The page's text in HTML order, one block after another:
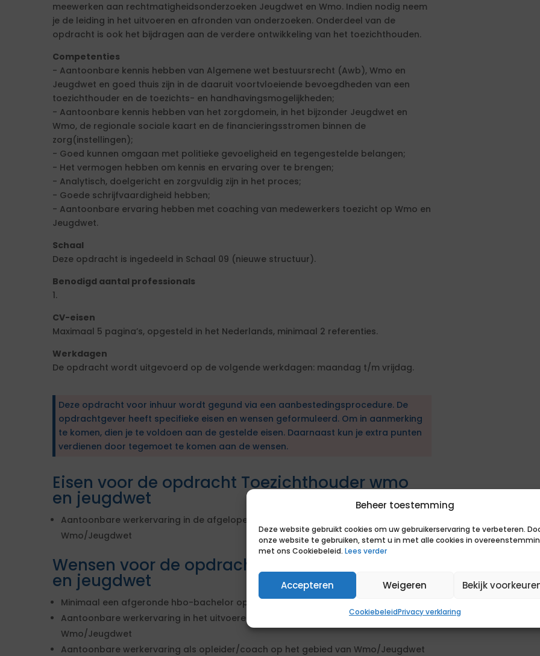
Beheer toestemming
Deze website gebruikt cookies om uw gebruikerservaring te verbeteren.
onze website te gebruiken, stemt u in met alle cookies in
met ons Cookiebeleid. Lees verder
Accepteren Weigeren Bekijk
CookiebeleidPrivacy verklaring
meewerken aan rechtmatigheidsonderzoeken Jeugdwet en Wmo. Indien nodig neem
je de leiding in het uitvoeren en afronden van onderzoeken. Onderdeel van de
opdracht is ook het bijdragen aan de verdere ontwikkeling van het toezichthouden.
Competenties
- Aantoonbare kennis hebben van Algemene wet bestuursrecht (Awb), Wmo en
Jeugdwet en goed thuis zijn in de daaruit voortvloeiende bevoegdheden van een
toezichthouder en de toezichts- en handhavingsmogelijkheden;
- Aantoonbare kennis hebben van het zorgdomein, in het bijzonder Jeugdwet en
Wmo, de regionale sociale kaart en de financieringsstromen binnen de
zorg(instellingen);
- Goed kunnen omgaan met politieke gevoeligheid en tegengestelde belangen;
- Het vermogen hebben om kennis en ervaring over te brengen;
- Analytisch, doelgericht en zorgvuldig zijn in het proces;
- Goede schrijfvaardigheid hebben;
- Aantoonbare ervaring hebben met coaching van medewerkers toezicht op Wmo en
Jeugdwet.
Schaal
Deze opdracht is ingedeeld in Schaal 09 (nieuwe structuur).
Benodigd aantal professionals
1.
CV-eisen
Maximaal 5 pagina’s, opgesteld in het Nederlands, minimaal 2 referenties.
Werkdagen
De opdracht wordt uitgevoerd op de volgende werkdagen: maandag t/m vrijdag.
Deze opdracht voor inhuur wordt gegund via een aanbestedingsprocedure. De
opdrachtgever heeft specifieke eisen en wensen geformuleerd. Om in aanmerking
te komen, dien je te voldoen aan de gestelde eisen. Daarnaast kun je extra punten
verdienen door tegemoet te komen aan de wensen.
Eisen voor de opdracht Toezichthouder wmo
en jeugdwet
Aantoonbare werkervaring in de afgelopen 6 jaar als toezichthouder
Wmo/Jeugdwet
Wensen voor de opdracht Toezichthouder wmo
en jeugdwet
Minimaal een afgeronde hbo-bachelor opleiding
Aantoonbare werkervaring in het uitvoeren en afronden van onderzoeken toezicht
Wmo/Jeugdwet
Aantoonbare werkervaring als opleider/coach op het gebied van Wmo/Jeugdwet